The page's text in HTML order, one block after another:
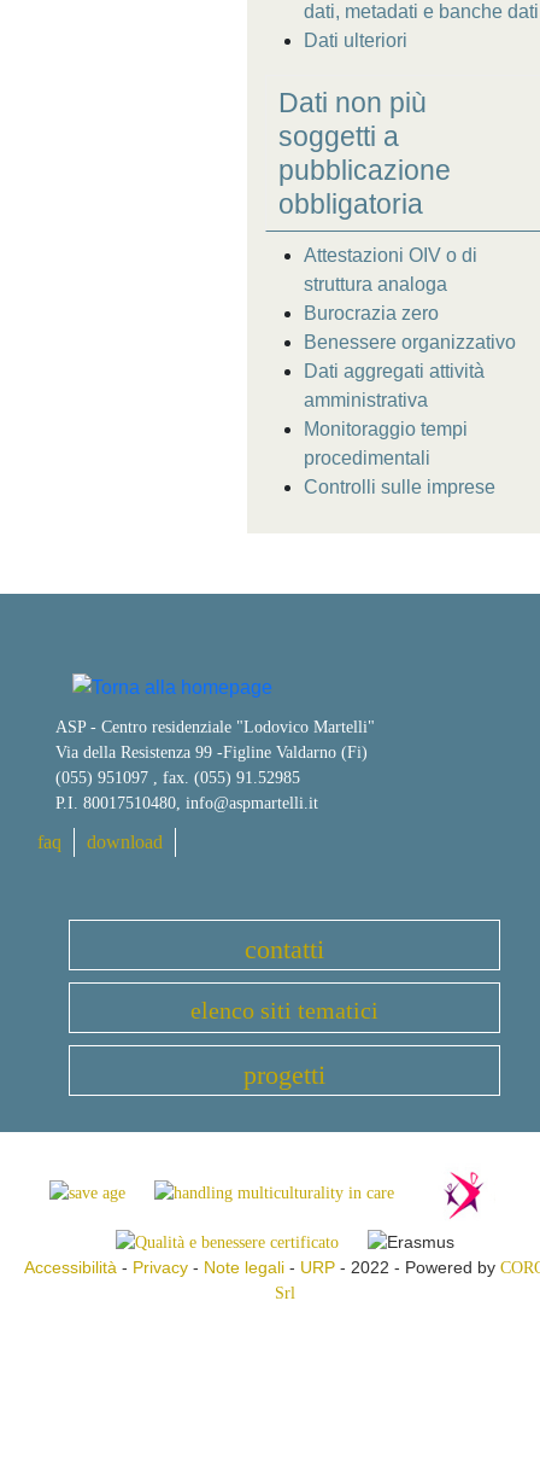
dati, metadati e banche dati
Dati ulteriori
Dati non più
soggetti a
pubblicazione
obbligatoria
Attestazioni OIV o di
struttura analoga
Burocrazia zero
Benessere organizzativo
Dati aggregati attività
amministrativa
Monitoraggio tempi
procedimentali
Controlli sulle imprese
ASP - Centro residenziale "Lodovico Martelli"
Via della Resistenza 99 -Figline Valdarno (Fi)
(055) 951097 , fax. (055) 91.52985
P.I. 80017510480, info@aspmartelli.it
faq download
contatti
elenco siti tematici
progetti
Accessibilità- Privacy- Note legali- URP- 2022 - Powered by
Srl